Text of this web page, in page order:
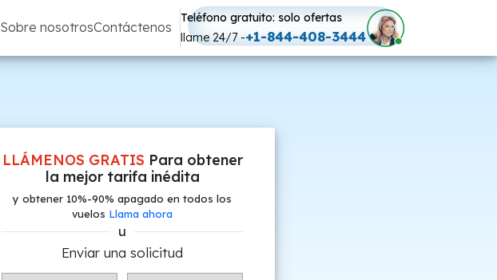
Sobre nosotrosContáctenos
Teléfono gratuito: solo ofertas
llame 24/7 -+1-844-408-3444
LLÁMENOS GRATIS Para obtener
la mejor tarifa inédita
y obtener 10%-90% apagado en todos los
vuelos Llama ahora
u
Enviar una solicitud